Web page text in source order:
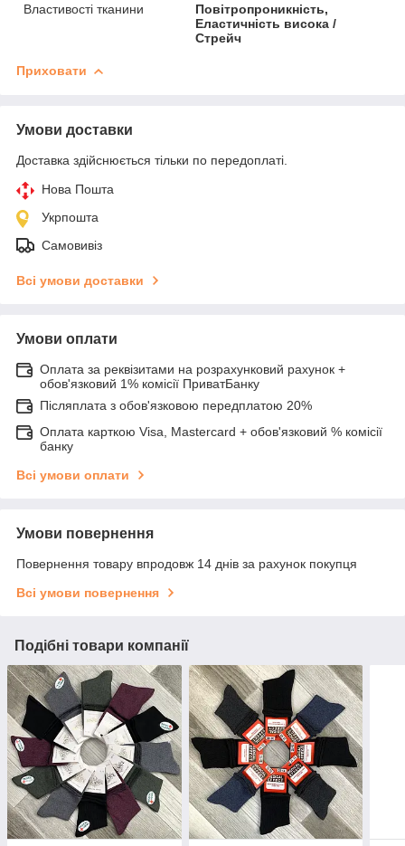
Властивості тканини
Повітропроникність,
Еластичність висока /
Стрейч
Приховати
Умови доставки
Доставка здійснюється тільки по передоплаті.
Нова Пошта
Укрпошта
Самовивіз
Всі умови доставки
Умови оплати
Оплата за реквізитами на розрахунковий рахунок +
обов'язковий 1% комісії ПриватБанку
Післяплата з обов'язковою передплатою 20%
Оплата карткою Visa, Mastercard + обов'язковий % комісії
банку
Всі умови оплати
Умови повернення
Повернення товару впродовж 14 днів за рахунок покупця
Всі умови повернення
Подібні товари компанії